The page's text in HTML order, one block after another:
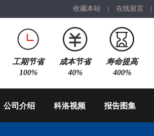
收藏本站 在线留言
工期节省
100%
成本节省
40%
寿命提高
400%
公司介绍 科洛视频 报告图集